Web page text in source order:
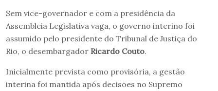
Sem vice-governador e com a presidência da
Assembleia Legislativa vaga, o governo interino foi
assumido pelo presidente do Tribunal de Justiça do
Rio, o desembargador Ricardo Couto.
Inicialmente prevista como provisória, a gestão
interina foi mantida após decisões no Supremo